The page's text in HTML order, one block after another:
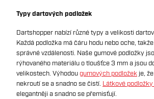
Typy dartových podložek
Dartshopper nabízí různé typy a velikosti
Každá podložka má čáru hodu nebo oche,
správné vzdálenosti. Naše gumové podložky
rýhovaného materiálu o tloušťce 3 mm a jsou
velikostech. Výhodougumových podložek je,
nekroutí se a snadno se čistí. Látkové podložky
elegantněji a snadno se přemisťují.